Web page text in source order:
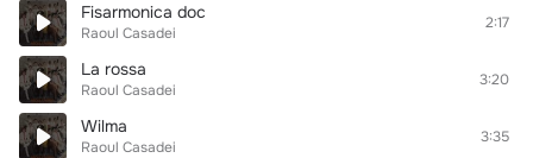
Fisarmonica doc
Raoul Casadei
2:17
La rossa
Raoul Casadei
3:20
Wilma
Raoul Casadei
3:35